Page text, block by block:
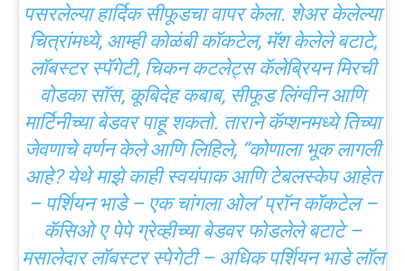
पसरलेल्या हार्दिक सीफूडचा वापर केला. शेअर केलेल्या
चित्रांमध्ये, आम्ही कोळंबी कॉकटेल, मॅश केलेले बटाटे,
लॉबस्टर स्पॅगेटी, चिकन कटलेट्स कॅलेब्रियन मिरची
वोडका सॉस, कूबिदेह कबाब, सीफूड लिंग्वीन आणि
मार्टिनीच्या बेडवर पाहू शकतो. ताराने कॅप्शनमध्ये तिच्या
जेवणाचे वर्णन केले आणि लिहिले, “कोणाला भूक लागली
आहे? येथे माझे काही स्वयंपाक आणि टेबलस्केप आहेत
– पर्शियन भाडे – एक चांगला ओल’ प्रॉन कॉकटेल –
कॅसिओ ए पेपे ग्रेव्हीच्या बेडवर फोडलेले बटाटे –
मसालेदार लॉबस्टर स्पेगेटी – अधिक पर्शियन भाडे लॉल